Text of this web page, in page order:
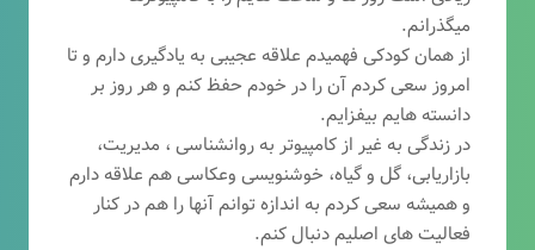
میگذرانم.
از همان کودکی فهمیدم علاقه عجیبی به یادگیری دارم و تا
امروز سعی کردم آن را در خودم حفظ کنم و هر روز بر
دانسته هایم بیفزایم.
در زندگی به غیر از کامپیوتر به روانشناسی ، مدیریت،
بازاریابی، گل و گیاه، خوشنویسی وعکاسی هم علاقه دارم
و همیشه سعی کردم به اندازه توانم آنها را هم در کنار
فعالیت های اصلیم دنبال کنم.